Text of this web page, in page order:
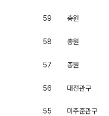
59 총원
58 총원
57 총원
56 대전관구
55 미주준관구